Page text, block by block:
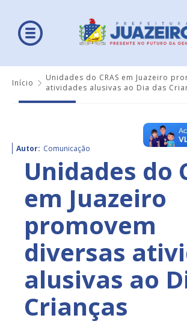
Início
Unidades do CRAS em Juazeiro
atividades alusivas ao Dia das
Autor: Comunicação
Unidades do
em Juazeiro
promovem
diversas
alusivas ao
Crianças